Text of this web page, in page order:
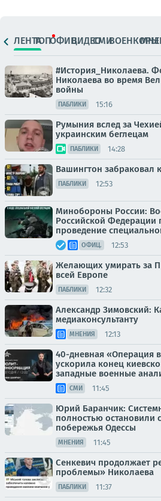
ЛЕНТАТОПОФИЦ.ВИДЕОСМИВОЕНКОРЫ
#История_Николаева.
Николаева во время
войны
ПАБЛИКИ 15:16
Румыния вслед за
украинским беглецам
ПАБЛИКИ 14:28
Вашингтон забраковал
ПАБЛИКИ 12:53
Минобороны России:
Российской
проведение
ОФИЦ. 12:53
Желающих умирать за
всей Европе
ПАБЛИКИ 12:32
Александр Зимовский:
медиаконсультанту
МНЕНИЯ 12:13
40-дневная «Операция
ускорила конец
западные военные
СМИ 11:45
Юрий Баранчик:
полностью остановили
побережья Одессы
МНЕНИЯ 11:45
Сенкевич продолжает
проблемы» Николаева
ПАБЛИКИ 11:37